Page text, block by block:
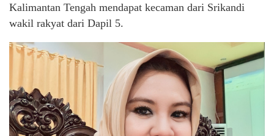
Kalimantan Tengah mendapat kecaman dari Srikandi
wakil rakyat dari Dapil 5.